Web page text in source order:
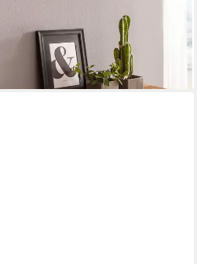
Akazie Massivholz 80 cm,
Regal Wand, Hängeregal